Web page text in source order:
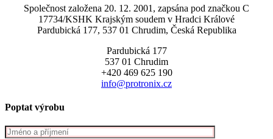
Společnost založena 20. 12. 2001, zapsána pod značkou C
17734/KSHK Krajským soudem v Hradci Králové
Pardubická 177, 537 01 Chrudim, Česká Republika
Pardubická 177
537 01 Chrudim
+420 469 625 190
info@protronix.cz
Poptat výrobu